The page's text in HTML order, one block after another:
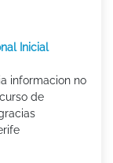
Inicial
informacion no
de